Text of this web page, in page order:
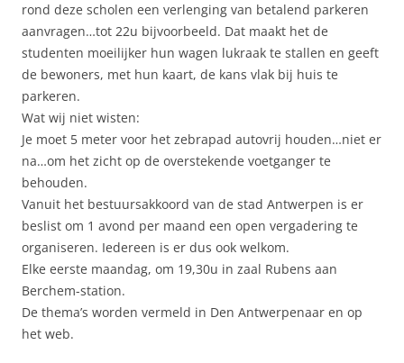
rond deze scholen een verlenging van betalend parkeren
aanvragen…tot 22u bijvoorbeeld. Dat maakt het de
studenten moeilijker hun wagen lukraak te stallen en geeft
de bewoners, met hun kaart, de kans vlak bij huis te
parkeren.
Wat wij niet wisten:
Je moet 5 meter voor het zebrapad autovrij houden…niet er
na…om het zicht op de overstekende voetganger te
behouden.
Vanuit het bestuursakkoord van de stad Antwerpen is er
beslist om 1 avond per maand een open vergadering te
organiseren. Iedereen is er dus ook welkom.
Elke eerste maandag, om 19,30u in zaal Rubens aan
Berchem-station.
De thema’s worden vermeld in Den Antwerpenaar en op
het web.